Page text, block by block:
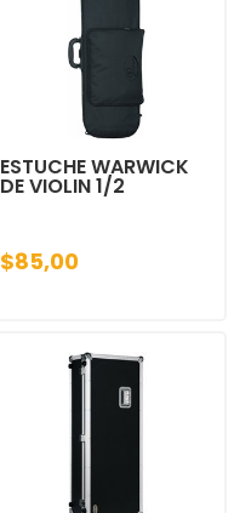
ESTUCHE WARWICK
DE VIOLIN 1/2
$85,00